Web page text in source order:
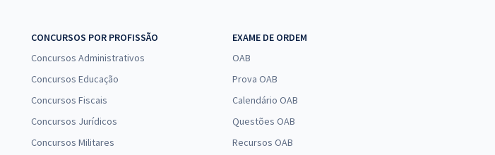
CONCURSOS POR PROFISSÃO
Concursos Administrativos
Concursos Educação
Concursos Fiscais
Concursos Jurídicos
Concursos Militares
EXAME DE ORDEM
OAB
Prova OAB
Calendário OAB
Questões OAB
Recursos OAB